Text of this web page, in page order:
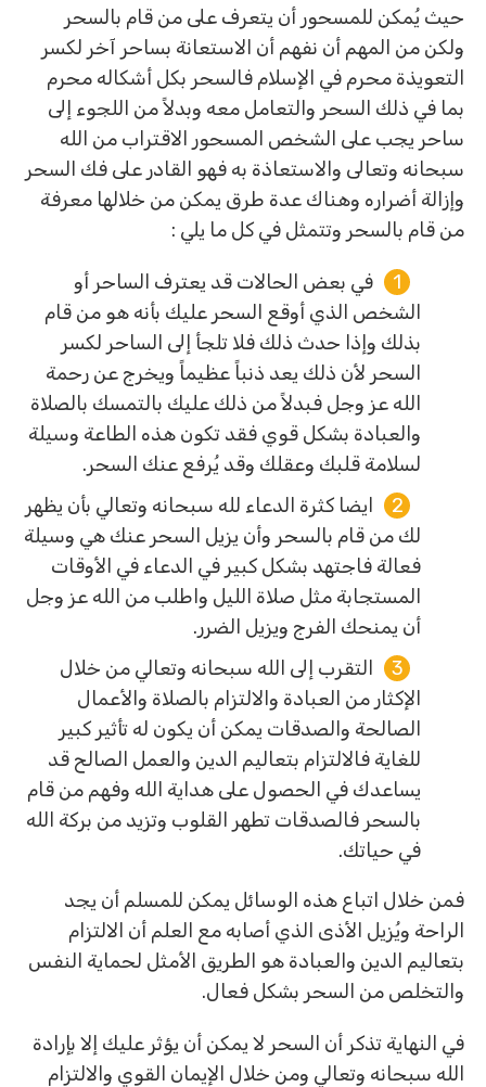
حيث يُمكن للمسحور أن يتعرف على من قام بالسحر
ولكن من المهم أن نفهم أن الاستعانة بساحر آخر لكسر
التعويذة محرم في الإسلام فالسحر بكل أشكاله محرم
بما في ذلك السحر والتعامل معه وبدلاً من اللجوء إلى
ساحر يجب على الشخص المسحور الاقتراب من الله
سبحانه وتعالى والاستعاذة به فهو القادر على فك السحر
وإزالة أضراره وهناك عدة طرق يمكن من خلالها معرفة
من قام بالسحر وتتمثل في كل ما يلي :
في بعض الحالات قد يعترف الساحر أو
الشخص الذي أوقع السحر عليك بأنه هو من قام
بذلك وإذا حدث ذلك فلا تلجأ إلى الساحر لكسر
السحر لأن ذلك يعد ذنباً عظيماً ويخرج عن رحمة
الله عز وجل فبدلاً من ذلك عليك بالتمسك بالصلاة
والعبادة بشكل قوي فقد تكون هذه الطاعة وسيلة
لسلامة قلبك وعقلك وقد يُرفع عنك السحر.
ايضا كثرة الدعاء لله سبحانه وتعالي بأن يظهر
لك من قام بالسحر وأن يزيل السحر عنك هي وسيلة
فعالة فاجتهد بشكل كبير في الدعاء في الأوقات
المستجابة مثل صلاة الليل واطلب من الله عز وجل
أن يمنحك الفرج ويزيل الضرر.
التقرب إلى الله سبحانه وتعالي من خلال
الإكثار من العبادة والالتزام بالصلاة والأعمال
الصالحة والصدقات يمكن أن يكون له تأثير كبير
للغاية فالالتزام بتعاليم الدين والعمل الصالح قد
يساعدك في الحصول على هداية الله وفهم من قام
بالسحر فالصدقات تطهر القلوب وتزيد من بركة الله
في حياتك.
فمن خلال اتباع هذه الوسائل يمكن للمسلم أن يجد
الراحة ويُزيل الأذى الذي أصابه مع العلم أن الالتزام
بتعاليم الدين والعبادة هو الطريق الأمثل لحماية النفس
والتخلص من السحر بشكل فعال.
في النهاية تذكر أن السحر لا يمكن أن يؤثر عليك إلا بإرادة
الله سبحانه وتعالي ومن خلال الإيمان القوي والالتزام